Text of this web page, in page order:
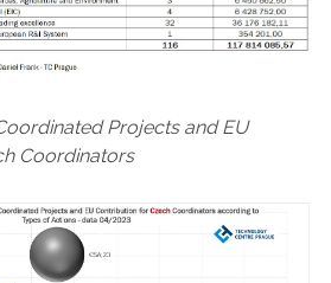
Projects and EU
Coordinators